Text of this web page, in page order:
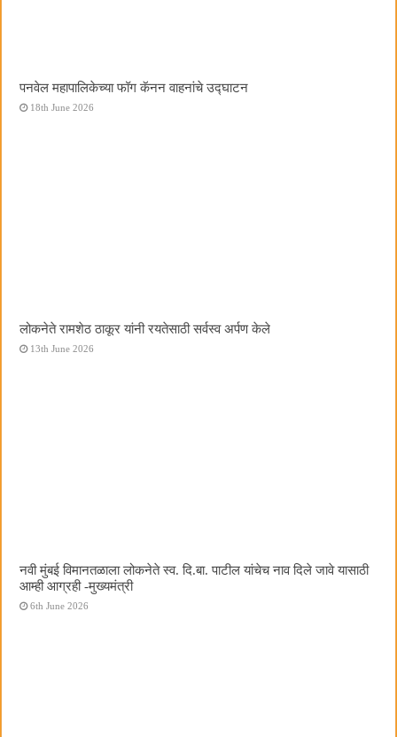
पनवेल महापालिकेच्या फॉग कॅनन वाहनांचे उद्घाटन
18th June 2026
लोकनेते रामशेठ ठाकूर यांनी रयतेसाठी सर्वस्व अर्पण केले
13th June 2026
नवी मुंबई विमानतळाला लोकनेते स्व. दि.बा. पाटील यांचेच नाव दिले जावे यासाठी
आम्ही आग्रही -मुख्यमंत्री
6th June 2026